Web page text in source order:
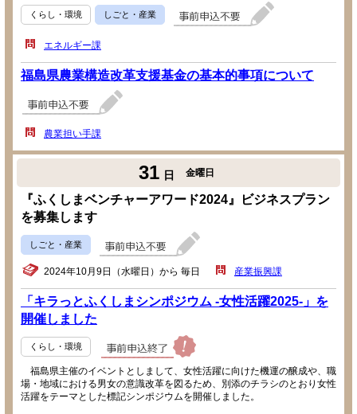
くらし・環境 しごと・産業
エネルギー課
福島県農業構造改革支援基金の基本的事項について
農業担い手課
31 日 金曜日
『ふくしまベンチャーアワード2024』ビジネスプラン
を募集します
しごと・産業
2024年10月9日（水曜日）から 毎日 産業振興課
「キラっとふくしまシンポジウム -女性活躍2025-」を
開催しました
くらし・環境
福島県主催のイベントとしまして、女性活躍に向けた機運の醸成や、職
場・地域における男女の意識改革を図るため、別添のチラシのとおり女性
活躍をテーマとした標記シンポジウムを開催しました。